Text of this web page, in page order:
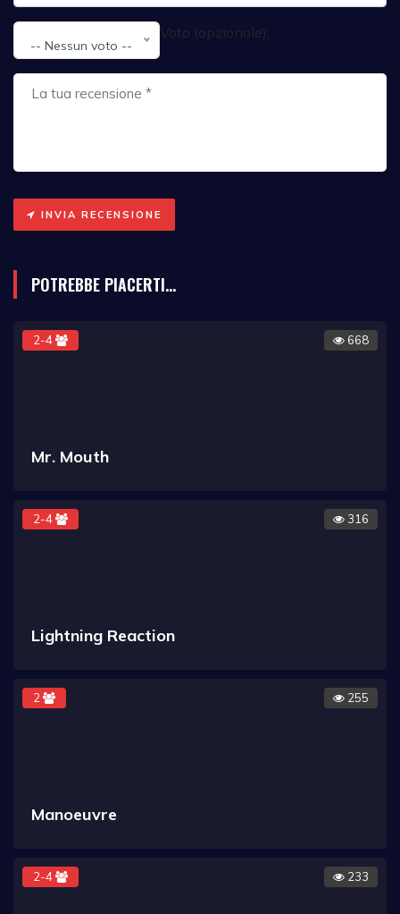
Voto (opzionale):
-- Nessun voto --
INVIA RECENSIONE
POTREBBE PIACERTI...
2-4 668
Mr. Mouth
2-4 316
Lightning Reaction
2 255
Manoeuvre
2-4 233